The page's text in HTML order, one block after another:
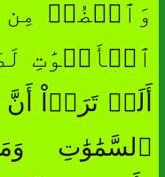
وَٱغۡضُضۡ
أَلَمۡ تَرَوۡاْ
ٱلسَّمَٰوَٰتِ